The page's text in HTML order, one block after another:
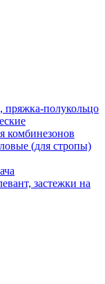
пряжка-полукольцо
комбинезонов
(для стропы)
застежки на